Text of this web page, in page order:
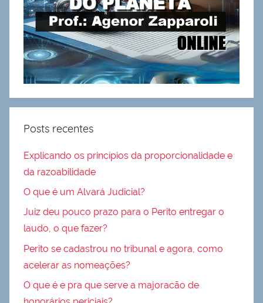
Posts recentes
Explicando os princípios da proporcionalidade e
da razoabilidade
O que é um Alvará Judicial?
Juiz deu pouco prazo para o Perito entregar o
laudo, o que fazer?
Perito se cadastrou no tribunal e agora, como
acelerar as nomeações?
O que é e pra que serve a majoracão de